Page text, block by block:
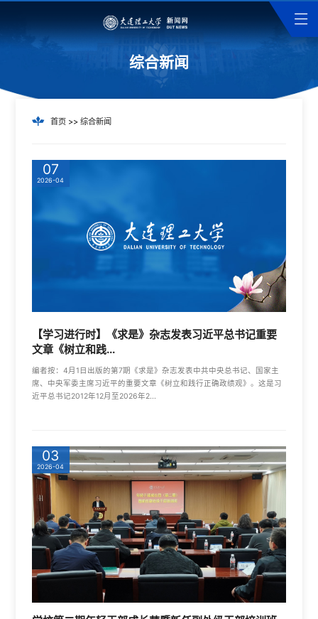
综合新闻
首页>> 综合新闻
07
2026-04
【学习进行时】《求是》杂志发表习近平总书记重要
文章《树立和践...
编者按：4月1日出版的第7期《求是》杂志发表中共中央总书记、国家主
席、中央军委主席习近平的重要文章《树立和践行正确政绩观》。这是习
近平总书记2012年12月至2026年2...
03
2026-04